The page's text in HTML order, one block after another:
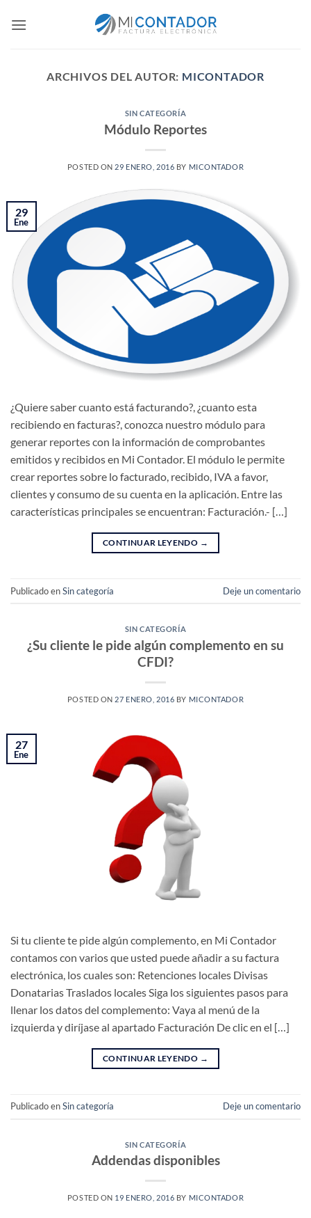
ARCHIVOS DEL AUTOR: MICONTADOR
SIN CATEGORÍA
Módulo Reportes
POSTED ON 29 ENERO, 2016 BY MICONTADOR
29
Ene
¿Quiere saber cuanto está facturando?, ¿cuanto esta
recibiendo en facturas?, conozca nuestro módulo para
generar reportes con la información de comprobantes
emitidos y recibidos en Mi Contador. El módulo le permite
crear reportes sobre lo facturado, recibido, IVA a favor,
clientes y consumo de su cuenta en la aplicación. Entre las
características principales se encuentran: Facturación.- […]
CONTINUAR LEYENDO →
Publicado enSin categoría Deje un comentario
SIN CATEGORÍA
¿Su cliente le pide algún complemento en su
CFDI?
POSTED ON 27 ENERO, 2016 BY MICONTADOR
27
Ene
Si tu cliente te pide algún complemento, en Mi Contador
contamos con varios que usted puede añadir a su factura
electrónica, los cuales son: Retenciones locales Divisas
Donatarias Traslados locales Siga los siguientes pasos para
llenar los datos del complemento: Vaya al menú de la
izquierda y diríjase al apartado Facturación De clic en el […]
CONTINUAR LEYENDO →
Publicado enSin categoría Deje un comentario
SIN CATEGORÍA
Addendas disponibles
POSTED ON 19 ENERO, 2016 BY MICONTADOR